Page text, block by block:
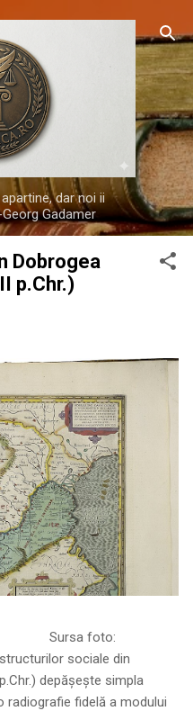
principal
dar noi ii
Gadamer
Dobrogea
p.Chr.)
sociale din
depășește simpla
fidelă a modului